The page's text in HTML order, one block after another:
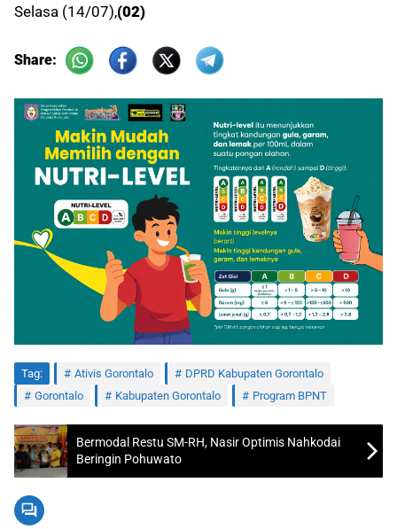
Selasa (14/07),(02)
Share:
Tag: Ativis Gorontalo
DPRD Kabupaten Gorontalo
Gorontalo
Kabupaten Gorontalo Program BPNT
Bermodal Restu SM-RH, Nasir Optimis Nahkodai
Beringin Pohuwato